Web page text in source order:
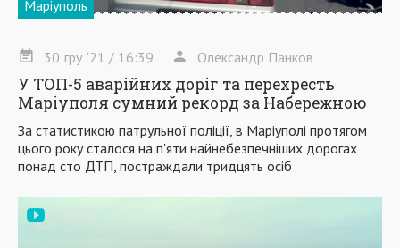
Маріуполь
30 гру '21 / 16:39 Олександр Панков
У ТОП-5 аварійних доріг та перехресть
Маріуполя сумний рекорд за Набережною
За статистикою патрульної поліції, в Маріуполі протягом
цього року сталося на п'яти найнебезпечніших дорогах
понад сто ДТП, постраждали тридцять осіб